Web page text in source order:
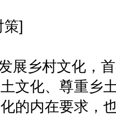
]
乡村文化，首
文化、尊重乡
的内在要求，